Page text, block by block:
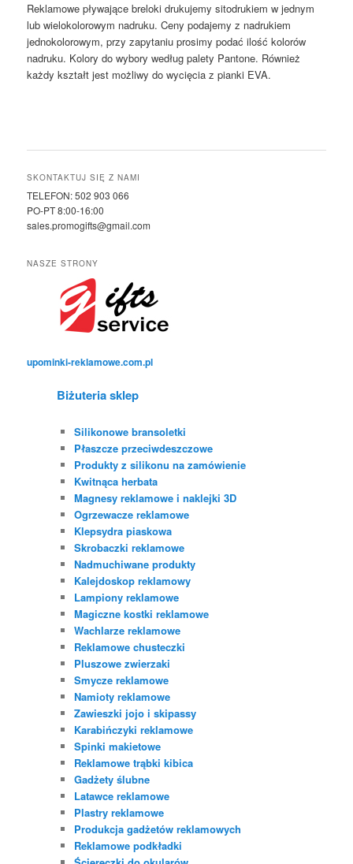
Reklamowe pływające breloki drukujemy sitodrukiem w jednym
lub wielokolorowym nadruku. Ceny podajemy z nadrukiem
jednokolorowym, przy zapytaniu prosimy podać ilość kolorów
nadruku. Kolory do wybory według palety Pantone. Również
każdy kształt jest możliwy do wycięcia z pianki EVA.
SKONTAKTUJ SIĘ Z NAMI
TELEFON: 502 903 066
PO-PT 8:00-16:00
sales.promogifts@gmail.com
NASZE STRONY
upominki-reklamowe.com.pl
Biżuteria sklep
Silikonowe bransoletki
Płaszcze przeciwdeszczowe
Produkty z silikonu na zamówienie
Kwitnąca herbata
Magnesy reklamowe i naklejki 3D
Ogrzewacze reklamowe
Klepsydra piaskowa
Skrobaczki reklamowe
Nadmuchiwane produkty
Kalejdoskop reklamowy
Lampiony reklamowe
Magiczne kostki reklamowe
Wachlarze reklamowe
Reklamowe chusteczki
Pluszowe zwierzaki
Smycze reklamowe
Namioty reklamowe
Zawieszki jojo i skipassy
Karabińczyki reklamowe
Spinki makietowe
Reklamowe trąbki kibica
Gadżety ślubne
Latawce reklamowe
Plastry reklamowe
Produkcja gadżetów reklamowych
Reklamowe podkładki